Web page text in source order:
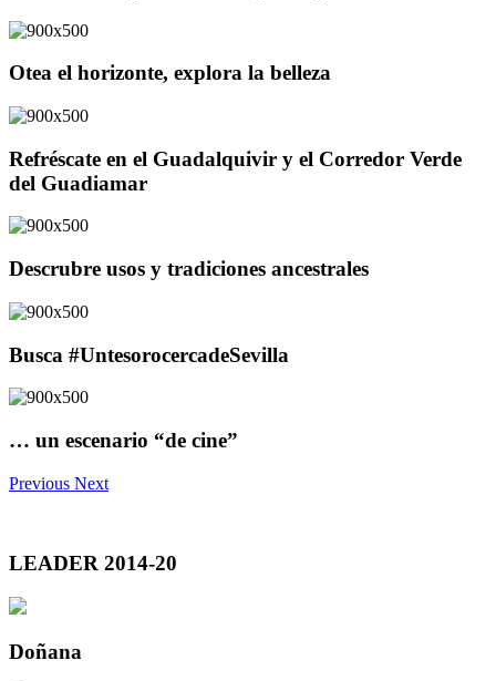
Otea el horizonte, explora la belleza
Refréscate en el Guadalquivir y el Corredor Verde
del Guadiamar
Descrubre usos y tradiciones ancestrales
Busca #UntesorocercadeSevilla
… un escenario “de cine”
Previous Next
LEADER 2014-20
Doñana